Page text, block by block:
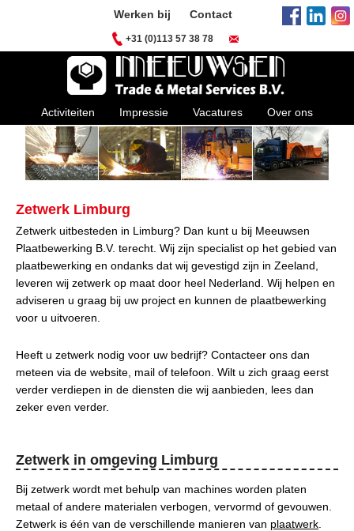
Werken bij Contact
+31 (0)113 57 38 78
Activiteiten Impressie Vacatures Over ons
Zetwerk Limburg
Zetwerk uitbesteden in Limburg? Dan kunt u bij Meeuwsen
Plaatbewerking B.V. terecht. Wij zijn specialist op het gebied van
plaatbewerking en ondanks dat wij gevestigd zijn in Zeeland,
leveren wij zetwerk op maat door heel Nederland. Wij helpen en
adviseren u graag bij uw project en kunnen de plaatbewerking
voor u uitvoeren.
Heeft u zetwerk nodig voor uw bedrijf? Contacteer ons dan
meteen via de website, mail of telefoon. Wilt u zich graag eerst
verder verdiepen in de diensten die wij aanbieden, lees dan
zeker even verder.
Zetwerk in omgeving Limburg
Bij zetwerk wordt met behulp van machines worden platen
metaal of andere materialen verbogen, vervormd of gevouwen.
Zetwerk is één van de verschillende manieren van plaatwerk